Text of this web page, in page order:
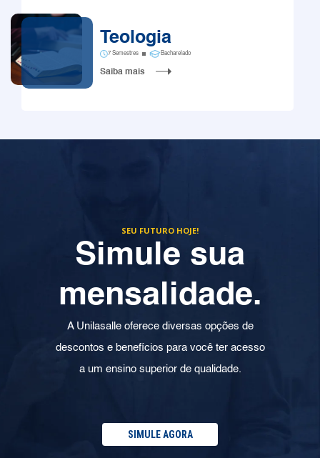
Teologia
7 Semestres Bacharelado
Saiba mais
SEU FUTURO HOJE!
Simule sua
mensalidade.
A Unilasalle oferece diversas opções de
descontos e benefícios para você ter acesso
a um ensino superior de qualidade.
SIMULE AGORA